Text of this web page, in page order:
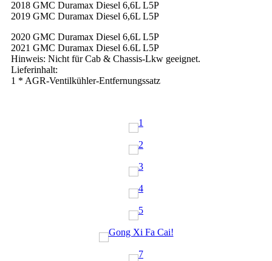
2018 GMC Duramax Diesel 6,6L L5P
2019 GMC Duramax Diesel 6,6L L5P
2020 GMC Duramax Diesel 6,6L L5P
2021 GMC Duramax Diesel 6.6L L5P
Hinweis: Nicht für Cab & Chassis-Lkw geeignet.
Lieferinhalt:
1 * AGR-Ventilkühler-Entfernungssatz